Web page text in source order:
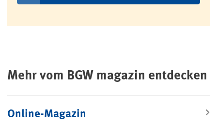
Mehr vom BGW magazin entdecken
Online-Magazin